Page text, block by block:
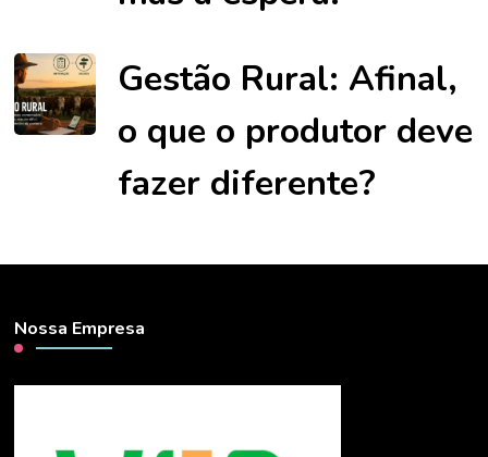
Gestão Rural: Afinal,
o que o produtor deve
fazer diferente?
Nossa Empresa